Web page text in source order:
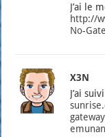
J’ai le
http://
No-
X3N
J’ai